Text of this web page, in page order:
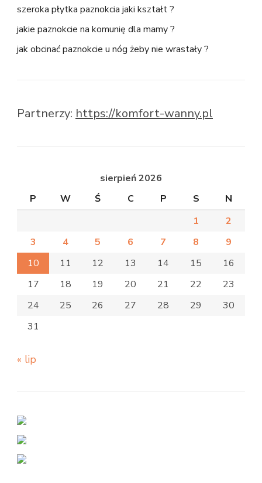
szeroka płytka paznokcia jaki kształt ?
jakie paznokcie na komunię dla mamy ?
jak obcinać paznokcie u nóg żeby nie wrastały ?
Partnerzy: https://komfort-wanny.pl
sierpień 2026
P
W Ś C P S
N
1
2
3
4 5 6 7 8
9
10
11 12 13 14 15
16
17
18 19 20 21 22
23
24
25 26 27 28 29
30
31
« lip